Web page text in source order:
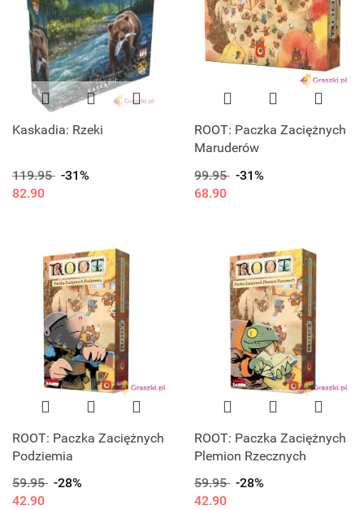
Kaskadia: Rzeki
119.95 -31%
82.90
ROOT: Paczka Zaciężnych
Maruderów
99.95 -31%
68.90
ROOT: Paczka Zaciężnych
Podziemia
59.95 -28%
42.90
ROOT: Paczka Zaciężnych
Plemion Rzecznych
59.95 -28%
42.90